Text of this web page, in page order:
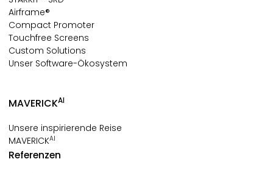
Airframe®
Compact Promoter
Touchfree Screens
Custom Solutions
Unser Software-Ökosystem
MAVERICKAI
Unsere inspirierende Reise
MAVERICKAI
Referenzen